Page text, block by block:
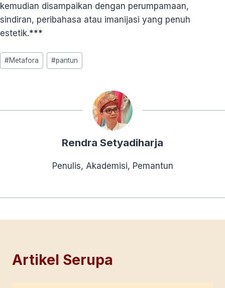
kemudian disampaikan dengan perumpamaan,
sindiran, peribahasa atau imanijasi yang penuh
estetik.***
Post
Tags:
#Metafora #pantun
Rendra Setyadiharja
Penulis, Akademisi, Pemantun
Artikel Serupa